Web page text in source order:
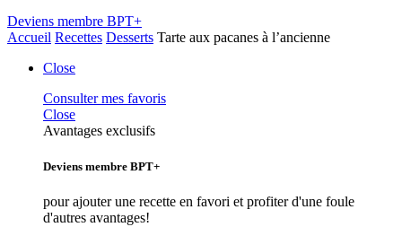
Deviens membre BPT+
Accueil Recettes Desserts Tarte aux pacanes à l’ancienne
Close
Consulter mes favoris
Close
Avantages exclusifs
Deviens membre BPT+
pour ajouter une recette en favori et profiter d'une foule
d'autres avantages!